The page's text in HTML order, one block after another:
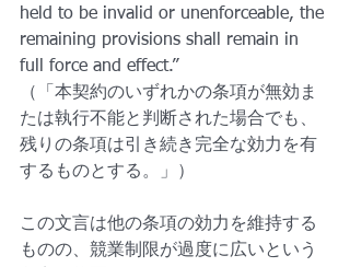
held to be invalid or unenforceable, the
remaining provisions shall remain in
full force and effect.”
（「本契約のいずれかの条項が無効ま
たは執行不能と判断された場合でも、
残りの条項は引き続き完全な効力を有
するものとする。」）
この文言は他の条項の効力を維持する
ものの、競業制限が過度に広いという